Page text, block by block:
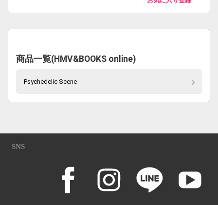
商品一覧(HMV&BOOKS online)
Psychedelic Scene
SNS